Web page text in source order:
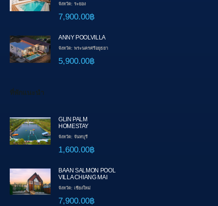
จังหวัด: ระยอง
7,900.00฿
ANNY POOLVILLA
จังหวัด: พระนครศรีอยุธยา
5,900.00฿
ที่พักแนะนำ
GLIN PALM
HOMESTAY
จังหวัด: จันทบุรี
1,600.00฿
BAAN SALMON POOL
VILLA CHIANG MAI
จังหวัด: เชียงใหม่
7,900.00฿